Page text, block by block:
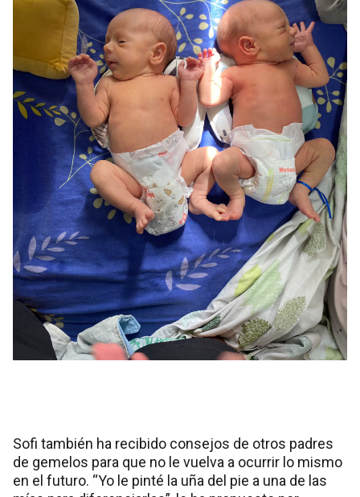
Sofi también ha recibido consejos de otros padres
de gemelos para que no le vuelva a ocurrir lo mismo
en el futuro. “Yo le pinté la uña del pie a una de las